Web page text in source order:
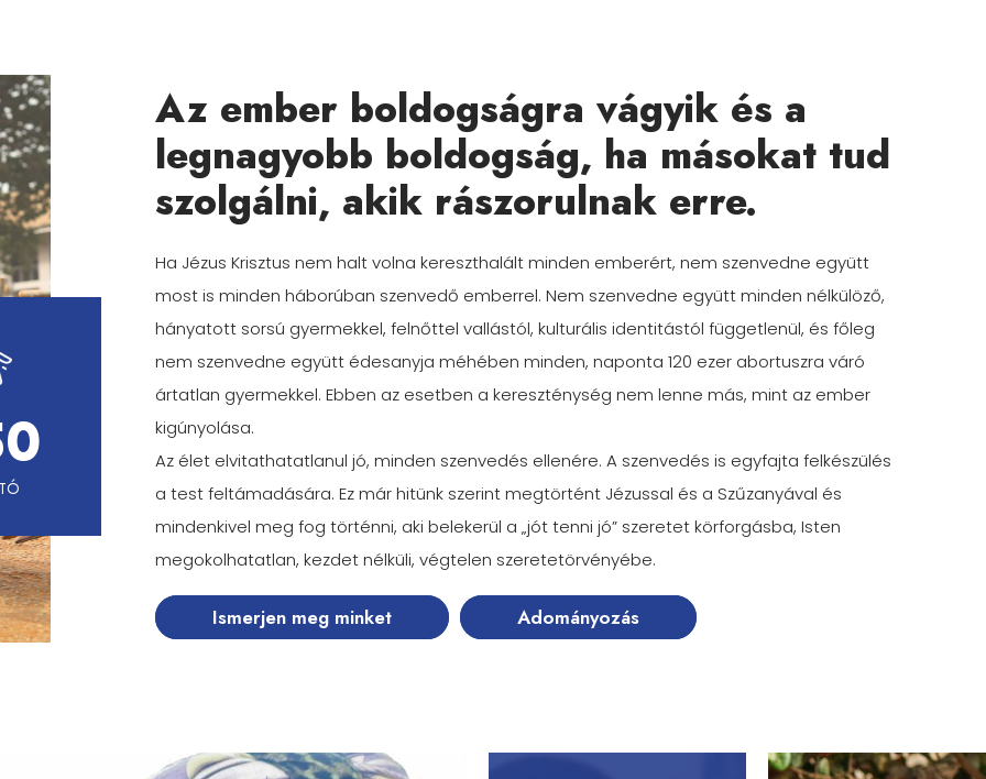
Az ember boldogságra vágyik és a
legnagyobb boldogság, ha másokat tud
szolgálni, akik rászorulnak erre.
Ha Jézus Krisztus nem halt volna kereszthalált minden emberért, nem szenvedne együtt
most is minden háborúban szenvedő emberrel. Nem szenvedne együtt minden nélkülöző,
hányatott sorsú gyermekkel, felnőttel vallástól, kulturális identitástól függetlenül, és főleg
nem szenvedne együtt édesanyja méhében minden, naponta 120 ezer abortuszra váró
ártatlan gyermekkel. Ebben az esetben a kereszténység nem lenne más, mint az ember
kigúnyolása.
Az élet elvitathatatlanul jó, minden szenvedés ellenére. A szenvedés is egyfajta felkészülés
a test feltámadására. Ez már hitünk szerint megtörtént Jézussal és a Szűzanyával és
mindenkivel meg fog történni, aki belekerül a „jót tenni jó” szeretet körforgásba, Isten
megokolhatatlan, kezdet nélküli, végtelen szeretetörvényébe.
Ismerjen meg minket Adományozás